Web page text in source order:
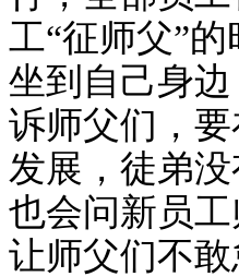
工“征师父”
坐到自己身
诉师父们，
发展，徒弟
也会问新员
让师父们不